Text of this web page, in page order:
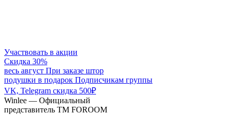
Участвовать в акции
Скидка 30%
весь август При заказе штор
подушки в подарок Подписчикам группы
VK, Telegram скидка 500₽
Winlee — Официальный
представитель ТМ FOROOM